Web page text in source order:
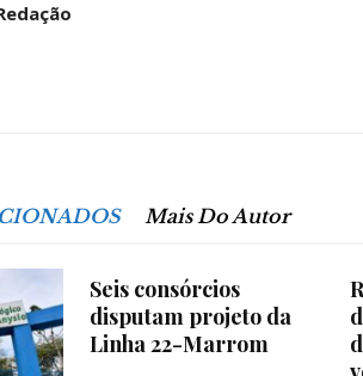
Mais Do Autor
Seis consórcios
disputam projeto da
Linha 22-Marrom